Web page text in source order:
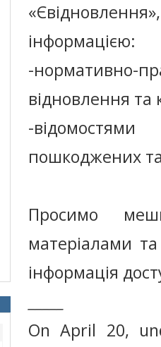
інформацією:
-
відновлення та
-
пошкоджених
Просимо
матеріалами
інформація
On April 20,